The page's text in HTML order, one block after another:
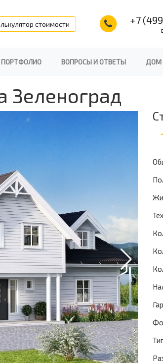
стоимости +7
ПОРТФОЛИО ВОПРОСЫ И ОТВЕТЫ ДОМ
Зеленоград